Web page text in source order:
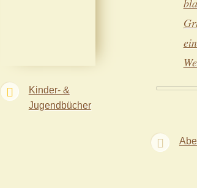
Kinder- &
Jugendbücher